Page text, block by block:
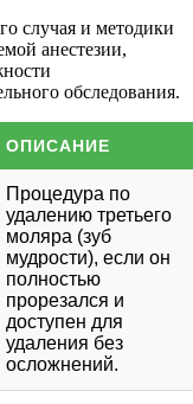
случая и методики
анестезии,
обследования.
ОПИСАНИЕ
Процедура по
удалению третьего
моляра (зуб
мудрости), если он
полностью
прорезался и
доступен для
удаления без
осложнений.